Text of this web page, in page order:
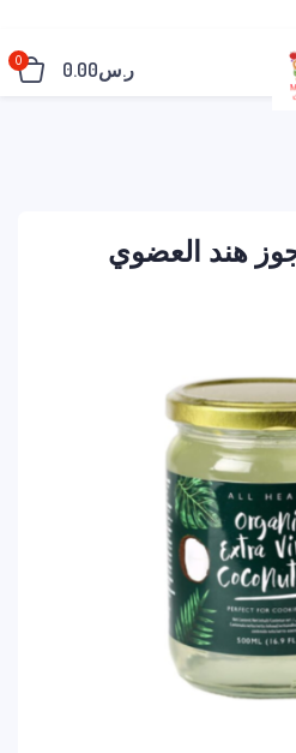
ر.س0.00
0
هند العضوي